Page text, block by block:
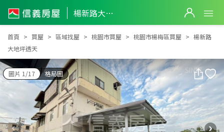
楊新路大地坪透天
楊新路大地坪透天
首頁 買屋 區域找屋 桃園市買屋 桃園市楊梅區買屋
楊新路
大地坪透天
圖片 1/17 格局圖